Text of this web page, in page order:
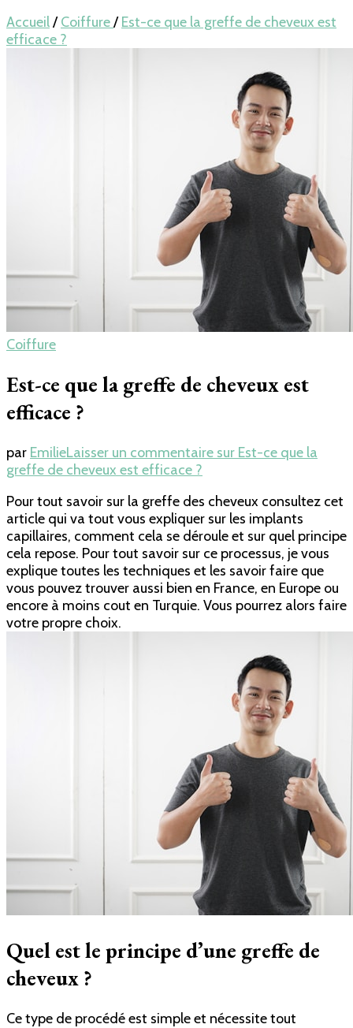
Accueil/ Coiffure/ Est-ce que la greffe de cheveux est
efficace ?
Coiffure
Est-ce que la greffe de cheveux est
efficace ?
par EmilieLaisser un commentaire sur Est-ce que la
greffe de cheveux est efficace ?
Pour tout savoir sur la greffe des cheveux consultez cet
article qui va tout vous expliquer sur les implants
capillaires, comment cela se déroule et sur quel principe
cela repose. Pour tout savoir sur ce processus, je vous
explique toutes les techniques et les savoir faire que
vous pouvez trouver aussi bien en France, en Europe ou
encore à moins cout en Turquie. Vous pourrez alors faire
votre propre choix.
Quel est le principe d’une greffe de
cheveux ?
Ce type de procédé est simple et nécessite tout